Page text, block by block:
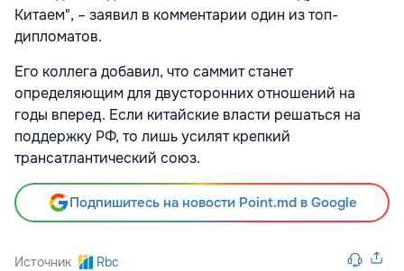
Китаем", – заявил в комментарии один из топ-
дипломатов.
Его коллега добавил, что саммит станет
определяющим для двусторонних отношений на
годы вперед. Если китайские власти решаться на
поддержку РФ, то лишь усилят крепкий
трансатлантический союз.
Подпишитесь на новости Point.md в Google
Источник Rbc